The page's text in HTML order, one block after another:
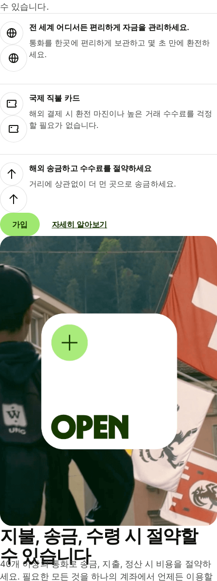
수 있습니다.
전 세계 어디서든 편리하게 자금을 관리하세요.
통화를 한곳에 편리하게 보관하고 몇 초 만에 환전하
세요.
국제 직불 카드
해외 결제 시 환전 마진이나 높은 거래 수수료를 걱정
할 필요가 없습니다.
해외 송금하고 수수료를 절약하세요
거리에 상관없이 더 먼 곳으로 송금하세요.
가입 자세히 알아보기
지불, 송금, 수령 시 절약할
수 있습니다
40개 이상의 통화로 송금, 지출, 정산 시 비용을 절약하
세요. 필요한 모든 것을 하나의 계좌에서 언제든 이용할